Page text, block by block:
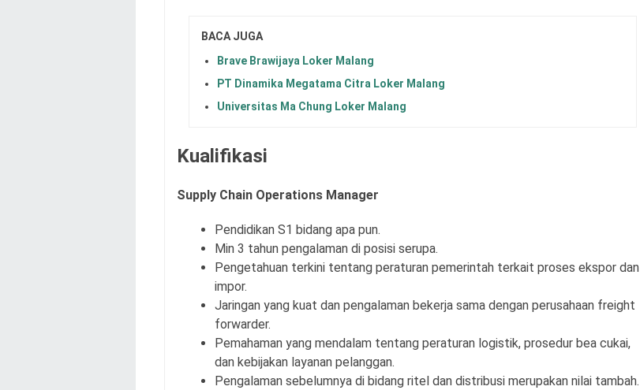
BACA JUGA
Brave Brawijaya Loker Malang
PT Dinamika Megatama Citra Loker Malang
Universitas Ma Chung Loker Malang
Kualifikasi
Supply Chain Operations Manager
Pendidikan S1 bidang apa pun.
Min 3 tahun pengalaman di posisi serupa.
Pengetahuan terkini tentang peraturan pemerintah terkait proses ekspor dan
impor.
Jaringan yang kuat dan pengalaman bekerja sama dengan perusahaan freight
forwarder.
Pemahaman yang mendalam tentang peraturan logistik, prosedur bea cukai,
dan kebijakan layanan pelanggan.
Pengalaman sebelumnya di bidang ritel dan distribusi merupakan nilai tambah.